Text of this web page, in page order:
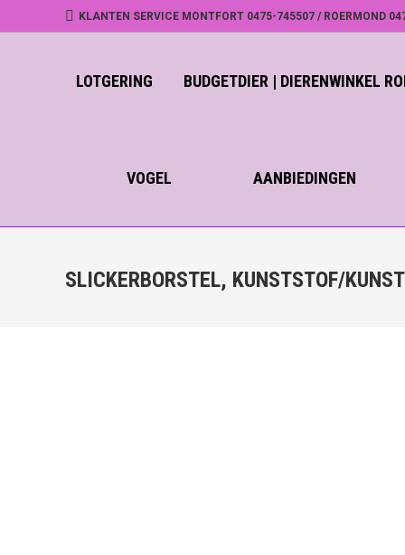
KLANTEN SERVICE MONTFORT 0475-745507 / ROERMOND
LOTGERING BUDGETDIER | DIERENWINKEL
VOGEL AANBIEDINGEN
SLICKERBORSTEL, KUNSTSTOF/